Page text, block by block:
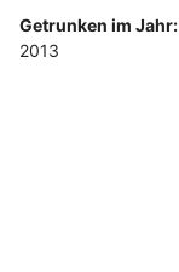
Getrunken im Jahr:
2013